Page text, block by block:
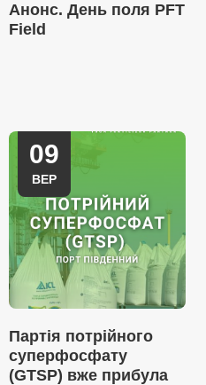
Анонс. День поля PFT
Field
09
ВЕР
Партія потрійного
суперфосфату
(GTSP) вже прибула